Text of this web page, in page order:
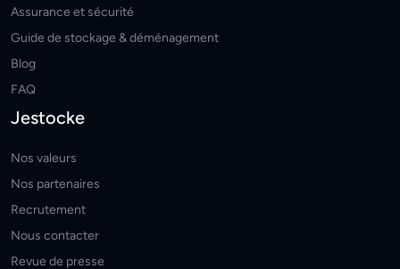
Assurance et sécurité
Guide de stockage & déménagement
Blog
FAQ
Jestocke
Nos valeurs
Nos partenaires
Recrutement
Nous contacter
Revue de presse